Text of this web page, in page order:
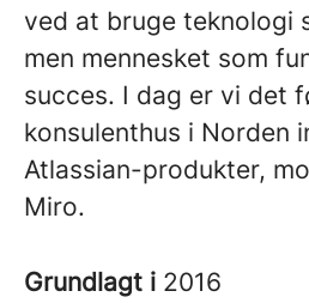
ved at bruge teknologi
men mennesket som
succes. I dag er vi det
konsulenthus i Norden
Atlassian-produkter,
Miro.
Grundlagt i 2016